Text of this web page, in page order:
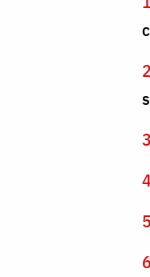
2
3
5
6